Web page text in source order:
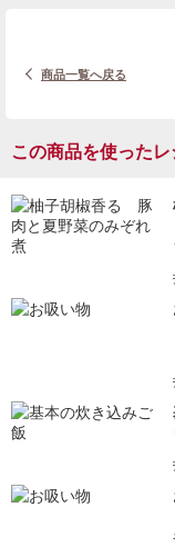
商品一覧へ戻る
この商品を使った